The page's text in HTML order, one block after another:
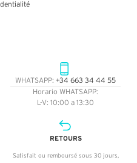
WHATSAPP: +34 663 34 44 55
Horario WHATSAPP:
L-V: 10:00 a 13:30
RETOURS
Satisfait ou remboursé sous 30 jours,